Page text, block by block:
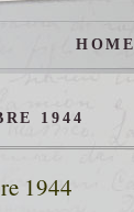
HOME
1944
1944